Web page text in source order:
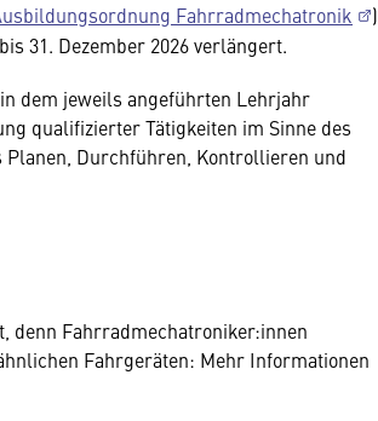
Fahrradmechatronik
)
bis 31. Dezember 2026 verlängert.
dem jeweils angeführten Lehrjahr
qualifizierter Tätigkeiten im Sinne des
Durchführen, Kontrollieren und
denn Fahrradmechatroniker:innen
Fahrgeräten: Mehr Informationen